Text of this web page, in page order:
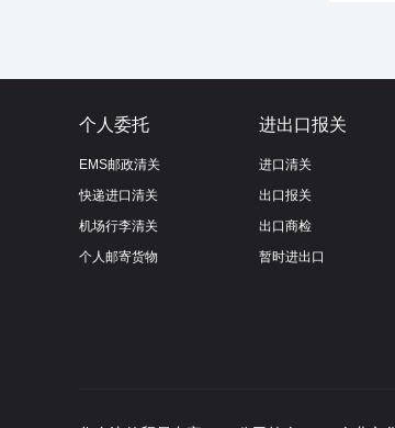
个人委托
EMS邮政清关
快递进口清关
机场行李清关
个人邮寄货物
进出口报关
进口清关
出口报关
出口商检
暂时进出口